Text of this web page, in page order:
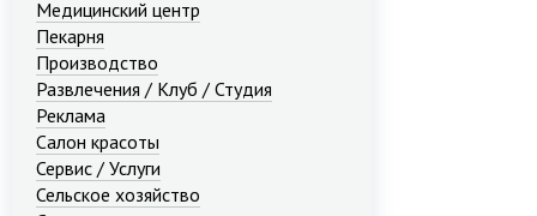
Медицинский центр
Пекарня
Производство
Развлечения / Клуб / Студия
Реклама
Салон красоты
Сервис / Услуги
Сельское хозяйство